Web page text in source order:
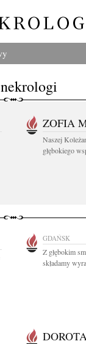
ZOFIA
Naszej
głębokiego
GDAŃSK
Z głębokim
składamy